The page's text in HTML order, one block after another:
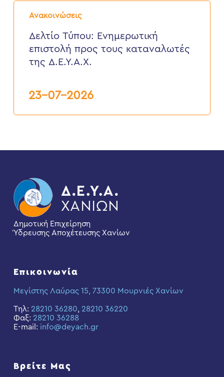
Ανακοινώσεις
Δελτίο
Τύπου:
επιστολή
προς
τους
καταναλωτές
Δελτίο Τύπου: Eνημερωτική
επιστολή προς τους καταναλωτές
της Δ.Ε.Υ.Α.Χ.
23-07-2026
Δημοτική Επιχείρηση
Ύδρευσης Αποχέτευσης Χανίων
Επικοινωνία
Μεγίστης Λαύρας 15, 73300 Μουρνιές Χανίων
Τηλ: 28210 36280, 28210 36220
Φαξ: 28210 36288
E-mail: info@deyach.gr
Βρείτε Μας